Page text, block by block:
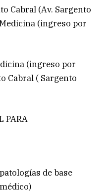
Cabral (Av. Sargento
(ingreso por
(ingreso por
Cabral ( Sargento
PARA
de base